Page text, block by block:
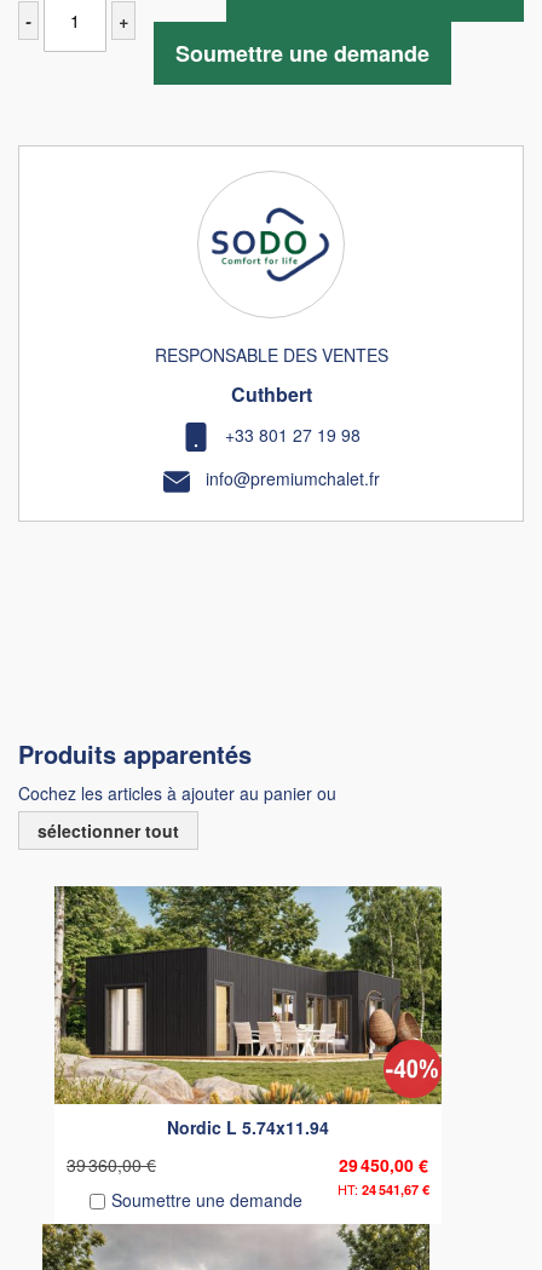
- +
Soumettre une demande
RESPONSABLE DES VENTES
Cuthbert
+33 801 27 19 98
info@premiumchalet.fr
Produits apparentés
Cochez les articles à ajouter au panier ou
sélectionner tout
Nordic L 5.74x11.94
29 450,00 €
24 541,67 €
39 360,00 €
Soumettre une demande